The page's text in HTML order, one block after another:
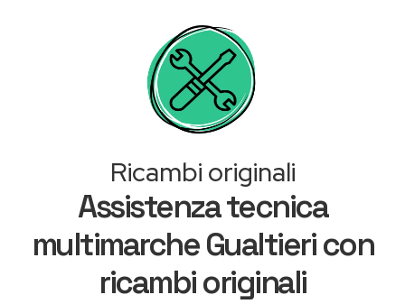
Ricambi originali
Assistenza tecnica
multimarche Gualtieri con
ricambi originali